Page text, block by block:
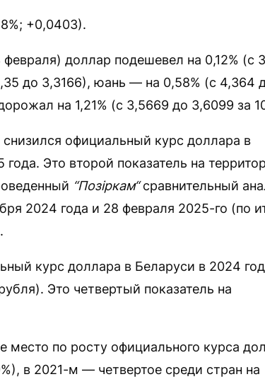
+0,0403).
доллар подешевел на 0,12% (с
до 3,3166), юань — на 0,58% (с 4,364
на 1,21% (с 3,5669 до 3,6099 за
официальный курс доллара в
Это второй показатель на
“Позіркам“сравнительный
2024 года и 28 февраля 2025-го (по
курс доллара в Беларуси в 2024
Это четвертый показатель на
место по росту официального курса
в 2021-м — четвертое среди стран на